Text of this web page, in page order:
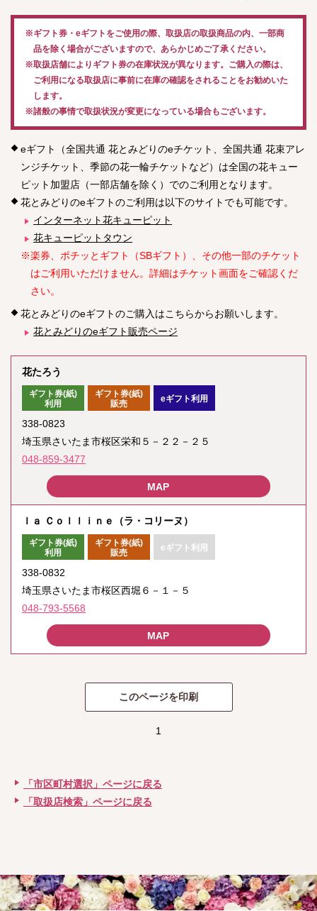
※ギフト券・eギフトをご使用の際、取扱店の取扱商品の内、一部商
品を除く場合がございますので、あらかじめご了承ください。
※取扱店舗によりギフト券の在庫状況が異なります。ご購入の際は、
ご利用になる取扱店に事前に在庫の確認をされることをお勧めいた
します。
※諸般の事情で取扱状況が変更になっている場合もございます。
eギフト（全国共通 花とみどりのeチケット、全国共通 花束アレ
ンジチケット、季節の花一輪チケットなど）は全国の花キュー
ピット加盟店（一部店舗を除く）でのご利用となります。
花とみどりのeギフトのご利用は以下のサイトでも可能です。
インターネット花キューピット
花キューピットタウン
※楽券、ポチッとギフト（SBギフト）、その他一部のチケット
はご利用いただけません。詳細はチケット画面をご確認くだ
さい。
花とみどりのeギフトのご購入はこちらからお願いします。
花とみどりのeギフト販売ページ
花たろう
ギフト券(紙)
利用
ギフト券(紙)
販売
eギフト利用
338-0823
埼玉県さいたま市桜区栄和５－２２－２５
048-859-3477
ｌａ Ｃｏｌｌｉｎｅ（ラ・コリーヌ）
ギフト券(紙)
利用
ギフト券(紙)
販売
eギフト利用
338-0832
埼玉県さいたま市桜区西堀６－１－５
048-793-5568
1
「市区町村選択」ページに戻る
「取扱店検索」ページに戻る